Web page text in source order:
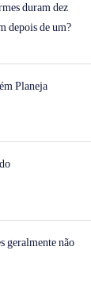
duram dez
depois de um?
Planeja
geralmente não